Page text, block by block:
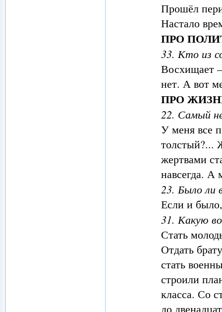
Прошёл
Настало
ПРО
33. Кто из
Восхищает
нет. А вот
ПРО
22. Самый
У меня все
толстый?...
жертвами
навсегда. А
23. Было ли
Если и
31. Какую
Стать
Отдать
стать
строили
класса. Со
до